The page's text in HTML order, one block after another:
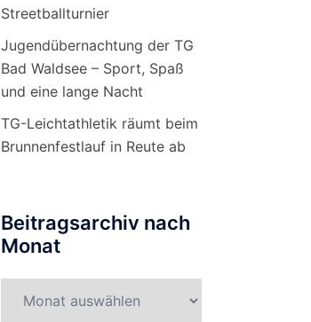
Streetballturnier
Jugendübernachtung der TG
Bad Waldsee – Sport, Spaß
und eine lange Nacht
TG-Leichtathletik räumt beim
Brunnenfestlauf in Reute ab
Beitragsarchiv nach
Monat
nach